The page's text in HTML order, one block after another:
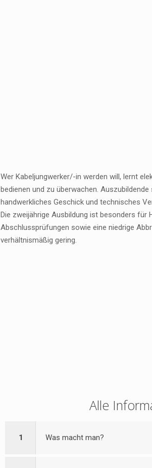
Wer Kabeljungwerker/-in werden will, lernt
bedienen und zu überwachen.
handwerkliches Geschick und technisches
Die zweijährige Ausbildung ist besonders
Abschlussprüfungen sowie eine niedrige
verhältnismäßig gering.
Alle
1 Was macht man?